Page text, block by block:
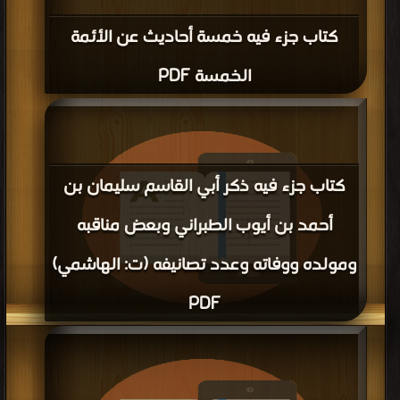
كتاب جزء فيه خمسة أحاديث عن الأئمة
الخمسة PDF
كتاب جزء فيه ذكر أبي القاسم سليمان بن
أحمد بن أيوب الطبراني وبعض مناقبه
ومولده ووفاته وعدد تصانيفه (ت: الهاشمي)
PDF
قراءة و تحميل كتاب كتاب جزء فيه ذكر أبي القاسم سليمان بن أحمد بن أيوب الطبراني
وبعض مناقبه ومولده ووفاته وعدد تصانيفه (ت: الهاشمي) PDF مجانا | مكتبة >
كتب في جديد